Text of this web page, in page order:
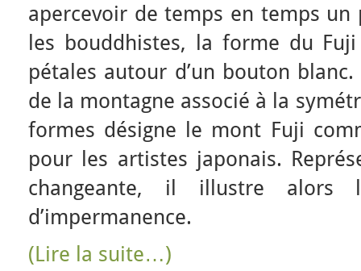
apercevoir de temps en temps un
les bouddhistes, la forme du
pétales autour d’un bouton
de la montagne associé à la
formes désigne le mont Fuji
pour les artistes japonais.
changeante, il illustre alors
d’impermanence.
(Lire la suite…)